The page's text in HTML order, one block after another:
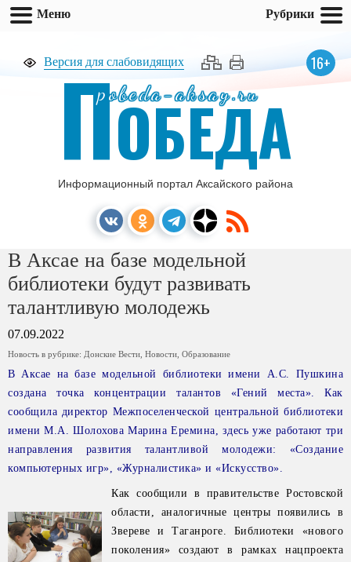
Версия для слабовидящих 16+
pobeda-aksay.ru
ПОБЕДА
Информационный портал Аксайского района
В Аксае на базе модельной
библиотеки будут развивать
талантливую молодежь
07.09.2022
Новость в рубрике: Донские Вести Новости Образование
В Аксае на базе модельной библиотеки имени А.С. Пушкина
создана точка концентрации талантов «Гений места». Как
сообщила директор Межпоселенческой центральной библиотеки
имени М.А. Шолохова Марина Еремина, здесь уже работают три
направления развития талантливой молодежи: «Создание
компьютерных игр», «Журналистика» и «Искусство».
Как сообщили в правительстве Ростовской
области, аналогичные центры появились в
Звереве и Таганроге. Библиотеки «нового
поколения» создают в рамках нацпроекта
Меню Рубрики